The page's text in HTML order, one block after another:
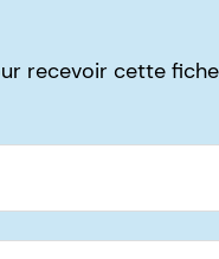
recevoir cette